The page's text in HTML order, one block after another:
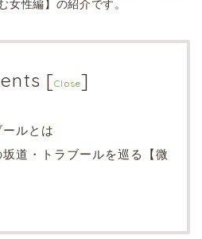
女性編】の紹介です。
[Close]
ルとは
道・トラブールを巡る【微